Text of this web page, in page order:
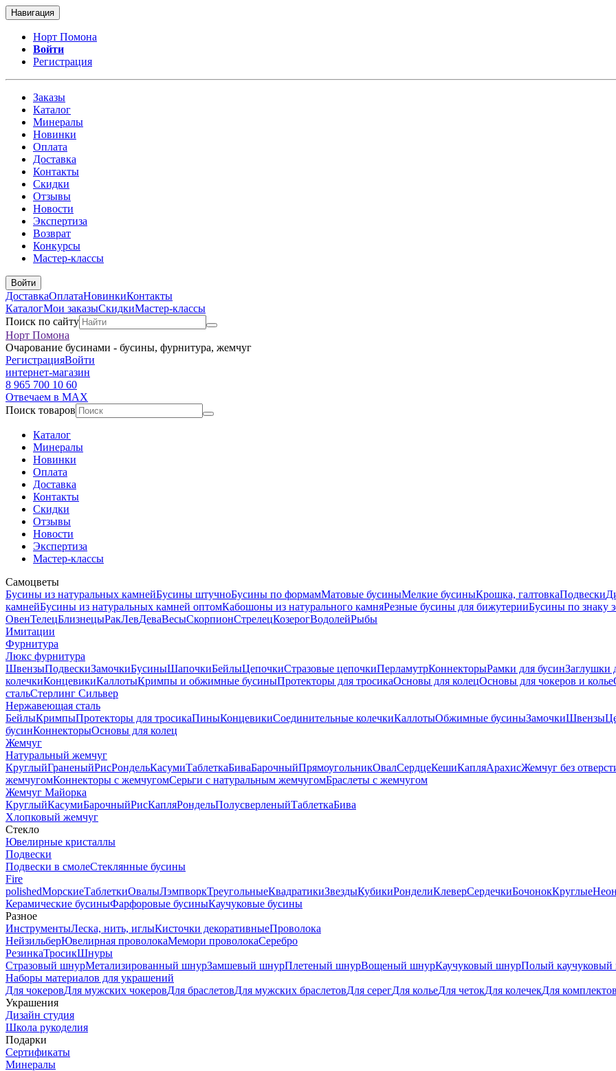
Навигация
Норт Помона
Войти
Регистрация
Заказы
Каталог
Минералы
Новинки
Оплата
Доставка
Контакты
Скидки
Отзывы
Новости
Экспертиза
Возврат
Конкурсы
Мастер-классы
Войти
ДоставкаОплатаНовинкиКонтакты
КаталогМои заказыСкидкиМастер-классы
Поиск по сайту
Норт Помона
Очарование бусинами - бусины, фурнитура, жемчуг
РегистрацияВойти
интернет-магазин
8 965 700 10 60
Отвечаем в MAX
Поиск товаров
Каталог
Минералы
Новинки
Оплата
Доставка
Контакты
Скидки
Отзывы
Новости
Экспертиза
Мастер-классы
Самоцветы
Бусины из натуральных камнейБусины штучноБусины по формамМатовые бусиныМелкие бусиныКрошка, галтовкаПодвески
камнейБусины из натуральных камней оптомКабошоны из натурального камняРезные бусины для бижутерииБусины по знаку
ОвенТелецБлизнецыРакЛевДеваВесыСкорпионСтрелецКозерогВодолейРыбы
Имитации
Фурнитура
Люкс фурнитура
ШвензыПодвескиЗамочкиБусиныШапочкиБейлыЦепочкиСтразовые цепочкиПерламутрКоннекторыРамки для бусинЗаглушки
колечкиКонцевикиКаллотыКримпы и обжимные бусиныПротекторы для тросикаОсновы для колецОсновы для чокеров и колье
стальСтерлинг Сильвер
Нержавеющая сталь
БейлыКримпыПротекторы для тросикаПиныКонцевикиСоединительные колечкиКаллотыОбжимные бусиныЗамочкиШвензы
бусинКоннекторыОсновы для колец
Жемчуг
Натуральный жемчуг
КруглыйГраненыйРисРондельКасумиТаблеткаБиваБарочныйПрямоугольникОвалСердцеКешиКапляАрахисЖемчуг без
жемчугомКоннекторы с жемчугомСерьги с натуральным жемчугомБраслеты с жемчугом
Жемчуг Майорка
КруглыйКасумиБарочныйРисКапляРондельПолусверленыйТаблеткаБива
Хлопковый жемчуг
Стекло
Ювелирные кристаллы
Подвески
Подвески в смолеСтеклянные бусины
Fire
polishedМорскиеТаблеткиОвалыЛэмпворкТреугольныеКвадратикиЗвездыКубикиРонделиКлеверСердечкиБочонокКруглые
Керамические бусиныФарфоровые бусиныКаучуковые бусины
Разное
ИнструментыЛеска, нить, иглыКисточки декоративныеПроволока
НейзильберЮвелирная проволокаМемори проволокаСеребро
РезинкаТросикШнуры
Стразовый шнурМетализированный шнурЗамшевый шнурПлетеный шнурВощеный шнурКаучуковый шнурПолый
Наборы материалов для украшений
Для чокеровДля мужских чокеровДля браслетовДля мужских браслетовДля серегДля кольеДля четокДля колечекДля
Украшения
Дизайн студия
Школа рукоделия
Подарки
Сертификаты
Минералы